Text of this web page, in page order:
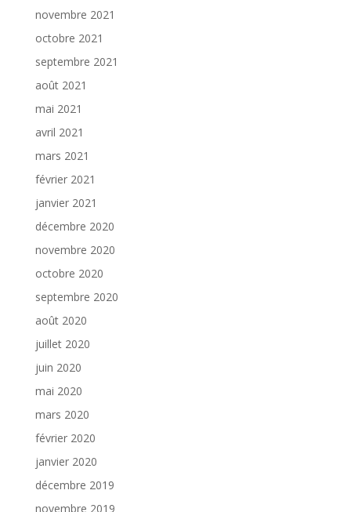
novembre 2021
octobre 2021
septembre 2021
août 2021
mai 2021
avril 2021
mars 2021
février 2021
janvier 2021
décembre 2020
novembre 2020
octobre 2020
septembre 2020
août 2020
juillet 2020
juin 2020
mai 2020
mars 2020
février 2020
janvier 2020
décembre 2019
novembre 2019